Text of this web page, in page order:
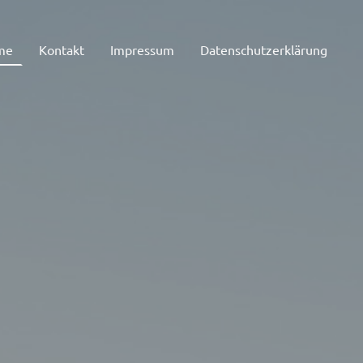
Kontakt Impressum Datenschutzerklärung